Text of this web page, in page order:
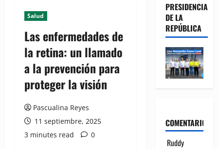
Salud
Las enfermedades de
la retina: un llamado
a la prevención para
proteger la visión
Pascualina Reyes
11 septiembre, 2025
3 minutes read
0
PRESIDENCIA
DE LA
REPÚBLICA
COMENTARIOS
Ruddy